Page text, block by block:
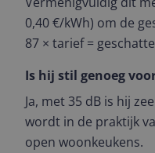
0,40 €/kWh) om de
87 × tarief =
Is hij stil genoeg
Ja, met 35 dB is hij
wordt in de praktijk
open woonkeukens.